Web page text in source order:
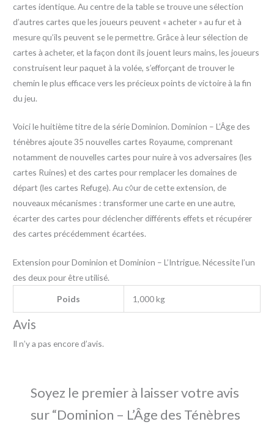
cartes identique. Au centre de la table se trouve une sélection
d’autres cartes que les joueurs peuvent « acheter » au fur et à
mesure qu’ils peuvent se le permettre. Grâce à leur sélection de
cartes à acheter, et la façon dont ils jouent leurs mains, les joueurs
construisent leur paquet à la volée, s’efforçant de trouver le
chemin le plus efficace vers les précieux points de victoire à la fin
du jeu.
Voici le huitième titre de la série Dominion. Dominion – L’Âge des
ténèbres ajoute 35 nouvelles cartes Royaume, comprenant
notamment de nouvelles cartes pour nuire à vos adversaires (les
cartes Ruines) et des cartes pour remplacer les domaines de
départ (les cartes Refuge). Au c◊ur de cette extension, de
nouveaux mécanismes : transformer une carte en une autre,
écarter des cartes pour déclencher différents effets et récupérer
des cartes précédemment écartées.
Extension pour Dominion et Dominion – L’Intrigue. Nécessite l’un
des deux pour être utilisé.
Poids 1,000 kg
Avis
Il n’y a pas encore d’avis.
Soyez le premier à laisser votre avis
sur “Dominion – L’Âge des Ténèbres